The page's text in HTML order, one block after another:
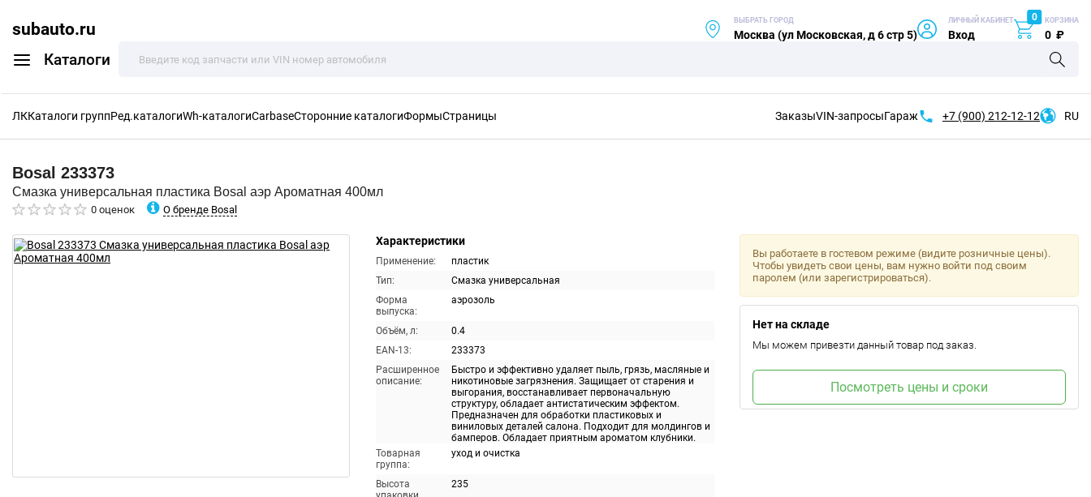
subauto.ru
Каталоги
ВЫБРАТЬ ГОРОД
Москва (ул Московская, д 6 стр 5)
ЛИЧНЫЙ КАБИНЕТ
Вход
0 КОРЗИНА
0 ₽
ЛККаталоги группРед.каталогиWh-каталогиCarbaseСторонние каталогиФормыСтраницы ЗаказыVIN-запросыГараж +7 (900) 212-12-12 RU
Bosal 233373
Смазка универсальная пластика Bosal аэр Ароматная 400мл
0 оценок О бренде Bosal
Характеристики
Применение:
пластик
Тип:
Смазка универсальная
Форма
выпуска:
аэрозоль
Объём, л:
0.4
EAN-13:
233373
Расширенное
описание:
Быстро и эффективно удаляет пыль, грязь, масляные и
никотиновые загрязнения. Защищает от старения и
выгорания, восстанавливает первоначальную
структуру, обладает антистатическим эффектом.
Предназначен для обработки пластиковых и
виниловых деталей салона. Подходит для молдингов и
бамперов. Обладает приятным ароматом клубники.
Товарная
группа:
уход и очистка
Высота
235
Вы работаете в гостевом режиме (видите розничные цены).
Чтобы увидеть свои цены, вам нужно войти под своим
паролем (или зарегистрироваться).
Нет на складе
Мы можем привезти данный товар под заказ.
Посмотреть цены и сроки